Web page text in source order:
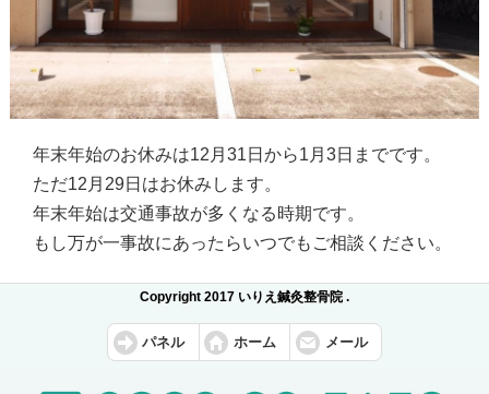
年末年始のお休みは12月31日から1月3日までです。
ただ12月29日はお休みします。
年末年始は交通事故が多くなる時期です。
もし万が一事故にあったらいつでもご相談ください。
Copyright 2017 いりえ鍼灸整骨院 .
パネル ホーム メール